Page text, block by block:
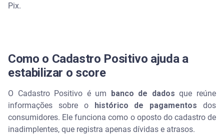
Pix.
Como o Cadastro Positivo ajuda a
estabilizar o score
O Cadastro Positivo é um banco de dados que reúne
informações sobre o
histórico de pagamentos dos
consumidores. Ele funciona como o oposto do cadastro de
inadimplentes, que registra apenas dívidas e atrasos.